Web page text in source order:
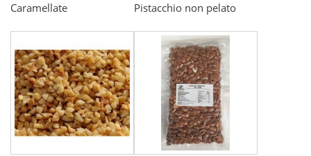
Caramellate
Pistacchio non pelato